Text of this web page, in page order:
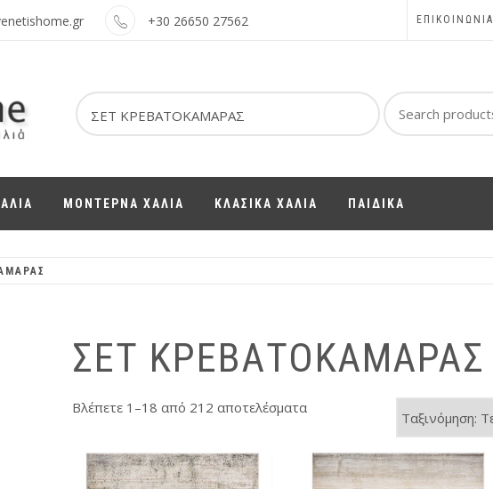
+30 26650 27562 ΕΠΙΚΟΙΝΩΝΊΑ
Search
for:
ΜΟΝΤΕΡΝΑ ΧΑΛΙΑ ΚΛΑΣΙΚΑ ΧΑΛΙΑ ΠΑΙΔΙΚΑ
ΣΕΤ ΚΡΕΒΑΤΟΚΑΜΑΡΑΣ
Βλέπετε 1–18 από 212 αποτελέσματα